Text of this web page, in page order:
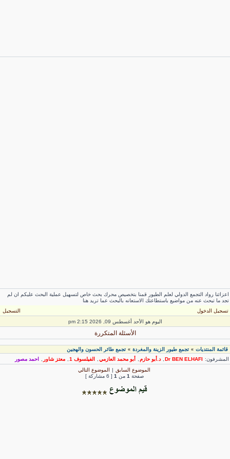
رواد التجمع الدولي لعلم الطيور قمنا بتخصيص محرك بحث خاص لتسهيل عملية البحث عليكم ان لم
ما تبحث عنه من مواضيع باستطاعتك الاستعانه بالبحث عما تريد هنا
تسجيل الدخول
التسجيل
اليوم هو الأحد أغسطس 09, 2026 2:15 pm
الأسئلة المتكررة
قائمة المنتديات» تجمع طيور الزينة والمغردة» تجمع طائر الحسون والهجين
Dr BEN ELHAFI
, د.أبو حازم, أبو محمد العازمي , الفيلسوف 1 , معتز شاور
احمد مصور
الموضوع السابق| الموضوع التالي
صفحة1 من [ 6 مشاركة ]